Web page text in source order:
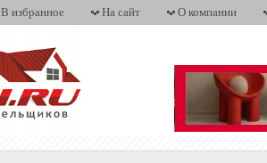
В избранное На сайт О компании